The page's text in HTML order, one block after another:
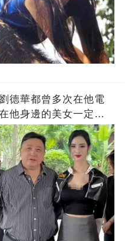
德華都曾多次在他電
他身邊的美女一定不